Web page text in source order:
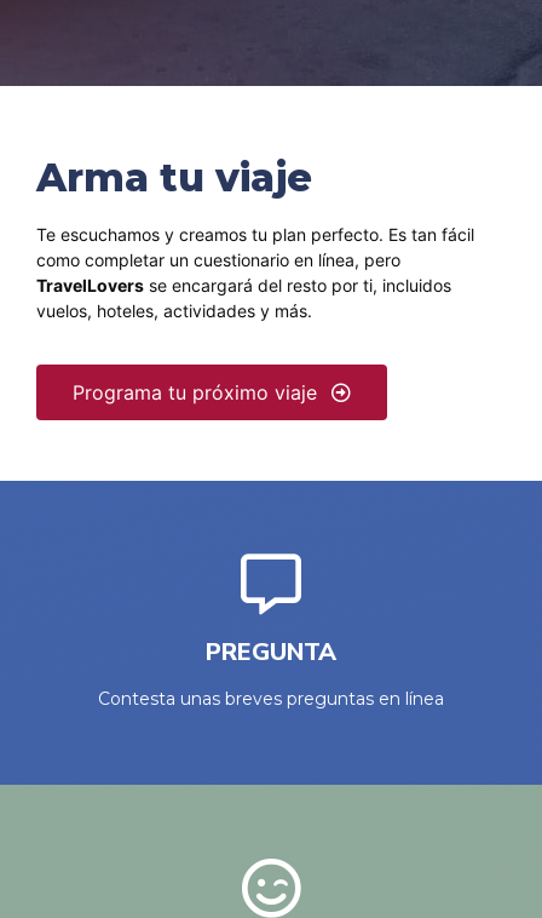
Arma tu viaje
Te escuchamos y creamos tu plan perfecto. Es tan fácil
como completar un cuestionario en línea, pero
TravelLovers se encargará del resto por ti, incluidos
vuelos, hoteles, actividades y más.
Programa tu próximo viaje
PREGUNTA
Contesta unas breves preguntas en línea